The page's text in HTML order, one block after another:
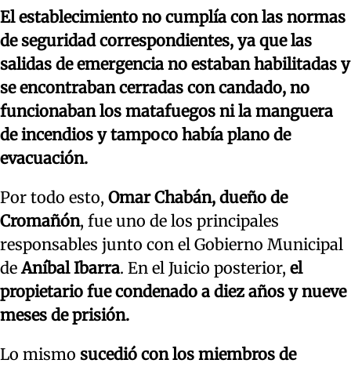
El establecimiento no cumplía con las normas
de seguridad correspondientes, ya que las
salidas de emergencia no estaban habilitadas y
se encontraban cerradas con candado, no
funcionaban los matafuegos ni la manguera
de incendios y tampoco había plano de
evacuación.
Por todo esto, Omar Chabán, dueño de
Cromañón, fue uno de los principales
responsables junto con el Gobierno Municipal
deAníbal Ibarra. En el Juicio posterior, el
propietario fue condenado a diez años y nueve
meses de prisión.
Lo mismo sucedió con los miembros de